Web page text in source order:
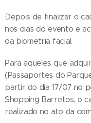
Depois de finalizar o
nos dias do evento e
da biometria facial.
Para aqueles que
(Passaportes do
partir do dia 17/07 no
Shopping Barretos, o
realizado no ato da